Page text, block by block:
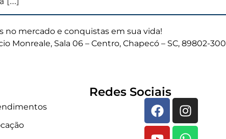
no mercado e conquistas em sua vida!
Monreale, Sala 06 – Centro, Chapecó – SC, 89802-300
Redes Sociais